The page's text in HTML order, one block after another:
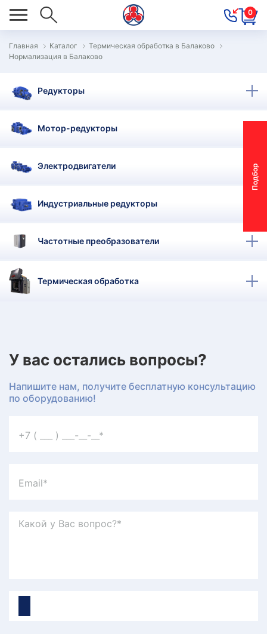
0
П
о
д
б
о
р
м
о
т
о
р
-
р
е
д
у
к
т
о
р
Главная Каталог
Термическая обработка в Балаково
Нормализация в Балаково
Редукторы
Мотор-редукторы
Электродвигатели
Индустриальные редукторы
Частотные преобразователи
Термическая обработка
У вас остались вопросы?
Напишите нам, получите бесплатную консультацию
по оборудованию!